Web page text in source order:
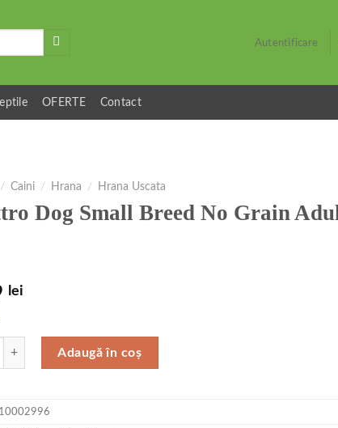
Autentificare
OFERTE Contact
/ Caini / Hrana / Hrana Uscata
Dog Small Breed No Grain
lei
Quattro Dog Small Breed No Grain Adult Rata 1.5 kg
Adaugă în coș